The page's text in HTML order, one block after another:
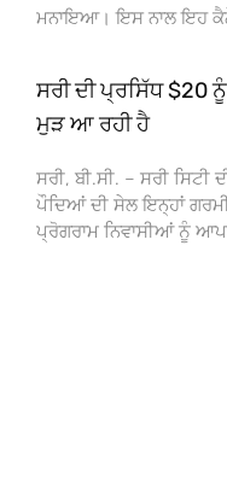
ਮਨਾਇਆ। ਇਸ ਨਾਲ ਇਹ
ਸਰੀ ਦੀ ਪ੍ਰਸਿੱਧ
ਮੁੜ ਆ ਰਹੀ ਹੈ
ਸਰੀ, ਬੀ.ਸੀ. – ਸਰੀ ਸਿਟੀ
ਪੌਦਿਆਂ ਦੀ ਸੇਲ ਇਨ੍ਹਾਂ
ਪ੍ਰੋਗਰਾਮ ਨਿਵਾਸੀਆਂ ਨੂੰ